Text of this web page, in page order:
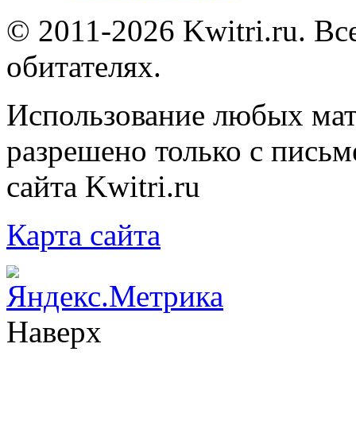
© 2011-2026 Kwitri.ru.
обитателях.
Использование любых
разрешено только с
сайта Kwitri.ru
Карта сайта
Наверх